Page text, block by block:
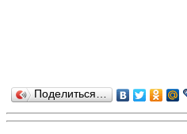
Поделиться…